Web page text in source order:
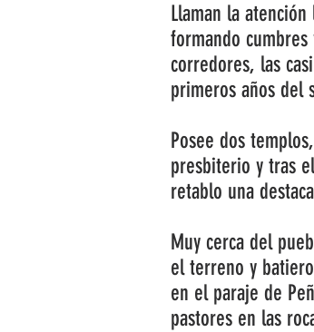
Llaman la
formando
corredores, las
primeros años del
Posee dos
presbiterio y tras
retablo una
Muy cerca del
el terreno y
en el paraje de
pastores en las